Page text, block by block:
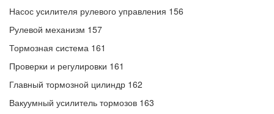
Насос усилителя рулевого управления 156
Рулевой механизм 157
Тормозная система 161
Проверки и регулировки 161
Главный тормозной цилиндр 162
Вакуумный усилитель тормозов 163